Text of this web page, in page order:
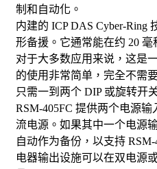
制和自动化。
内建的 ICP DAS Cyber-Ring
形备援。它通常能在约 20 毫
对于大多数应用来说，这是
的使用非常简单，完全不需
只需一到两个 DIP 或旋转开
RSM-405FC 提供两个电源
流电源。如果其中一个电源
自动作为备份，以支持
电器输出设施可以在双电源